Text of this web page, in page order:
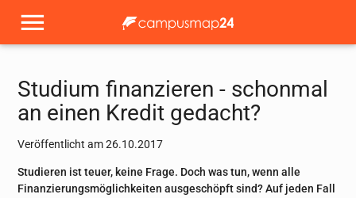
Studium finanzieren - schonmal
an einen Kredit gedacht?
Veröffentlicht am 26.10.2017
Studieren ist teuer, keine Frage. Doch was tun, wenn alle
Finanzierungsmöglichkeiten ausgeschöpft sind? Auf jeden Fall